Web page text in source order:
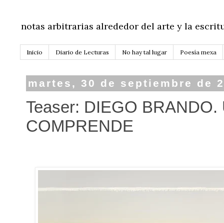
notas arbitrarias alrededor del arte y la
Inicio Diario de Lecturas No hay tal lugar Poesía mexa
martes, 30 de septiembre de
Teaser: DIEGO
COMPRENDE